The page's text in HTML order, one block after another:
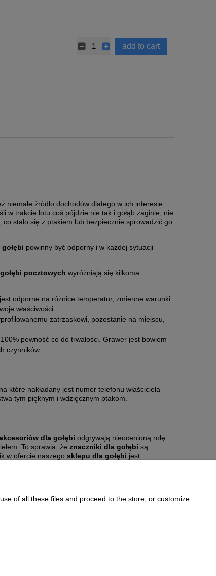
add to cart
niemałe źródło dochodów dlatego w ich interesie
w trakcie lotu coś pójdzie nie tak i gołąb zaginie, nie
stało się z ptakiem lub bezpiecznie sprowadzić go
powinny być odporny i w każdej sytuacji
pocztowych wyróżniają się kilkoma
odporne na różnice temperatur, zmienne warunki
właściwości.
zatrzaskowi, pozostanie na miejscu,
pewność co do trwałości. Grawer jest bowiem
czynników.
które nakładany jest numer telefonu właściciela
tym pięknym i wdzięcznym ptakom.
dla gołębi odgrywają nieocenioną rolę.
To sprawia, że znaczniki dla gołębi są
w ofercie naszego sklepu dla gołębi jest
Informations
of all these files and proceed to the store, or customize